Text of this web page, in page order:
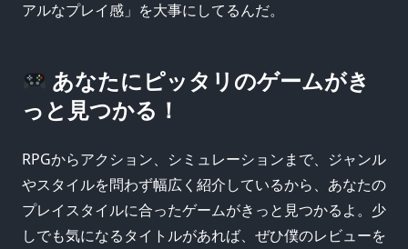
アルなプレイ感」を大事にしてるんだ。
あなたにピッタリのゲームがき
っと見つかる！
RPGからアクション、シミュレーションまで、ジャンル
やスタイルを問わず幅広く紹介しているから、あなたの
プレイスタイルに合ったゲームがきっと見つかるよ。少
しでも気になるタイトルがあれば、ぜひ僕のレビューを